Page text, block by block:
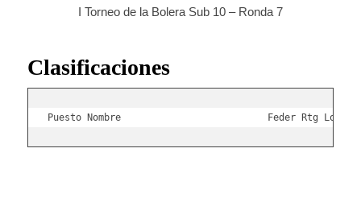
I Torneo de la Bolera Sub 10 – Ronda 7
Clasificaciones
Puesto Nombre                          Feder Rtg